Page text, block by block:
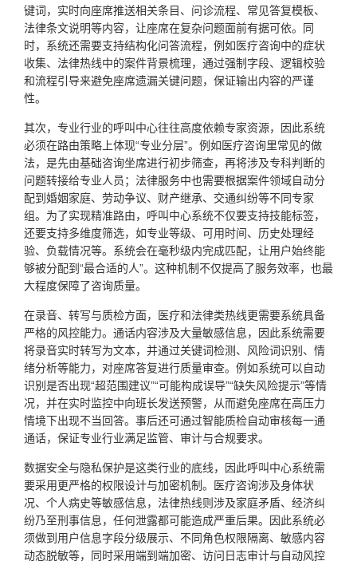
键词，实时向座席推送相关条目、问诊流程、常见答复模板、
法律条文说明等内容，让座席在复杂问题面前有据可依。同
时，系统还需要支持结构化问答流程，例如医疗咨询中的症状
收集、法律热线中的案件背景梳理，通过强制字段、逻辑校验
和流程引导来避免座席遗漏关键问题，保证输出内容的严谨
性。
其次，专业行业的呼叫中心往往高度依赖专家资源，因此系统
必须在路由策略上体现“专业分层”。例如医疗咨询里常见的做
法，是先由基础咨询坐席进行初步筛查，再将涉及专科判断的
问题转接给专业人员；法律服务中也需要根据案件领域自动分
配到婚姻家庭、劳动争议、财产继承、交通纠纷等不同专家
组。为了实现精准路由，呼叫中心系统不仅要支持技能标签，
还要支持多维度筛选，如专业等级、可用时间、历史处理经
验、负载情况等。系统会在毫秒级内完成匹配，让用户始终能
够被分配到“最合适的人”。这种机制不仅提高了服务效率，也最
大程度保障了咨询质量。
在录音、转写与质检方面，医疗和法律类热线更需要系统具备
严格的风控能力。通话内容涉及大量敏感信息，因此系统需要
将录音实时转写为文本，并通过关键词检测、风险词识别、情
绪分析等能力，对座席答复进行质量审查。例如系统可以自动
识别是否出现“超范围建议”“可能构成误导”“缺失风险提示”等情
况，并在实时监控中向班长发送预警，从而避免座席在高压力
情境下出现不当回答。事后还可通过智能质检自动审核每一通
通话，保证专业行业满足监管、审计与合规要求。
数据安全与隐私保护是这类行业的底线，因此呼叫中心系统需
要采用更严格的权限设计与加密机制。医疗咨询涉及身体状
况、个人病史等敏感信息，法律热线则涉及家庭矛盾、经济纠
纷乃至刑事信息，任何泄露都可能造成严重后果。因此系统必
须做到用户信息字段分级展示、不同角色权限隔离、敏感内容
动态脱敏等，同时采用端到端加密、访问日志审计与自动风控